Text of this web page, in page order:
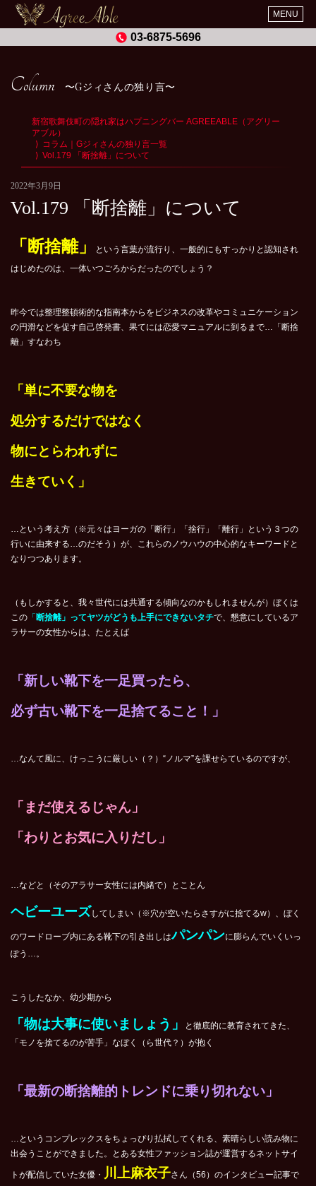
MENU
03-6875-5696
Column Gジィさんの独り言
新宿歌舞伎町の隠れ家はハプニングバー AGREEABLE（アグリー
アブル）
コラム｜Gジィさんの独り言一覧
Vol.179 「断捨離」について
2022年3月9日
Vol.179 「断捨離」について
「断捨離」
という言葉が流行り、一般的にもすっかりと認知され
はじめたのは、一体いつごろからだったのでしょう？
昨今では整理整頓術的な指南本からをビジネスの改革やコミュニケーション
の円滑などを促す自己啓発書、果てには恋愛マニュアルに到るまで…「断捨
離」すなわち
「単に不要な物を
処分するだけではなく
物にとらわれずに
生きていく」
…という考え方（※元々はヨーガの「断行」「捨行」「離行」という３つの
行いに由来する…のだそう）が、これらのノウハウの中心的なキーワードと
なりつつあります。
（もしかすると、我々世代には共通する傾向なのかもしれませんが）ぼくは
この 「 断捨離」ってヤツがどうも上手にできないタチで、懇意にしているア
ラサーの女性からは、たとえば
「新しい靴下を一足買ったら、
必ず古い靴下を一足捨てること！」
…なんて風に、けっこうに厳しい（？）“ノルマ”を課せらているのですが、
「まだ使えるじゃん」
「わりとお気に入りだし」
…などと（そのアラサー女性には内緒で）とことん
ヘビーユーズしてしまい（※穴が空いたらさすがに捨てるw）、ぼく
のワードローブ内にある靴下の引き出しはパンパンに膨らんでいくいっ
ぽう…。
こうしたなか、幼少期から
「物は大事に使いましょう」
と徹底的に教育されてきた、
「モノを捨てるのが苦手」なぼく（ら世代？）が抱く
「最新の断捨離的トレンドに乗り切れない」
…というコンプレックスをちょっぴり払拭してくれる、素晴らしい読み物に
出会うことができました。とある女性ファッション誌が運営するネットサイ
トが配信していた女優・ 川上麻衣子さん（56）のインタビュー記事で